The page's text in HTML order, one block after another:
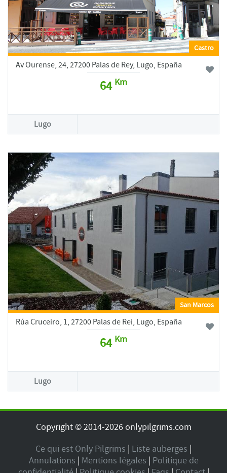
Castro
Av Ourense, 24, 27200 Palas de Rey, Lugo, España
64 Km
Lugo
San Marcos
Rúa Cruceiro, 1, 27200 Palas de Rei, Lugo, España
64 Km
Lugo
Copyright © 2014-2026 onlypilgrims.com
Ce qui est Only Pilgrims | Liste auberges |
Annulations | Mentions légales | Politique de